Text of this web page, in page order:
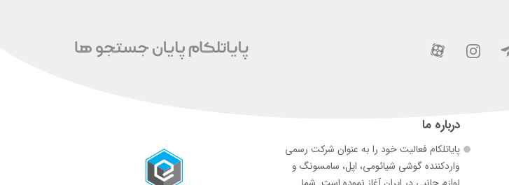
درباره ما
پایاتلکام فعالیت خود را به عنوان شرکت رسمی
وارد‌کننده گوشی شیائومی، اپل، سامسونگ و